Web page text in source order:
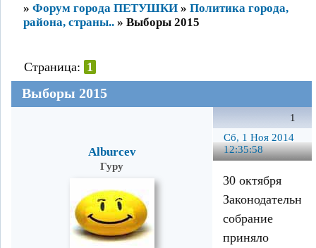
» Форум города ПЕТУШКИ » Политика города,
района, страны.. » Выборы 2015
Выборы 2015
Страница: 1
1
Сб, 1 Ноя 2014
12:35:58
Alburcev
Гуру
30 октября
Законодательное
собрание
приняло